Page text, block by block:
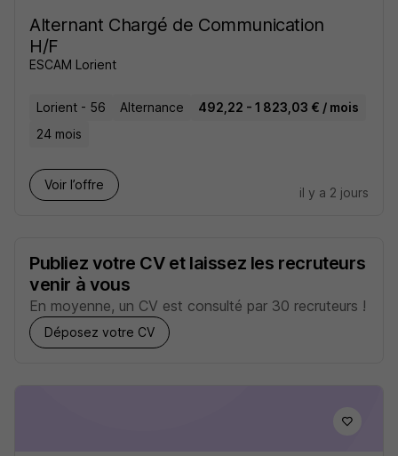
Alternant Chargé de Communication
H/F
ESCAM Lorient
Lorient - 56 Alternance
492,22 - 1 823,03 € / mois
24 mois
Voir l’offre
il y a 2 jours
Publiez votre CV et laissez les recruteurs
venir à vous
En moyenne, un CV est consulté par 30 recruteurs !
Déposez votre CV